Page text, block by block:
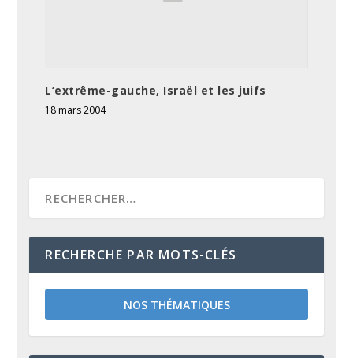
L’extrême-gauche, Israël et les juifs
18 mars 2004
RECHERCHE PAR MOTS-CLÉS
NOS THÉMATIQUES